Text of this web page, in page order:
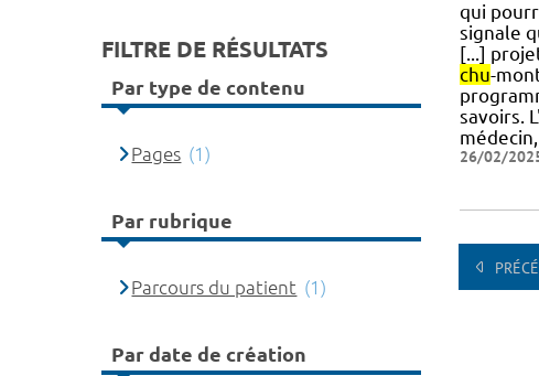
qui
signale
[...]
chu-
savoirs.
26/02/
FILTRE DE RÉSULTATS
Par type de contenu
Pages (1)
Par rubrique
Parcours du patient (1)
Par date de création